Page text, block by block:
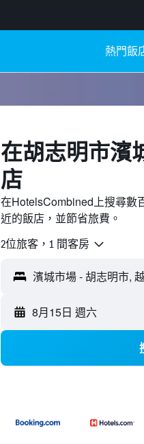
熱門飯
在胡志明市濱
店
在HotelsCombined上搜尋數
近的飯店，並節省旅費。
2位旅客，1 間客房
8月15日 週六